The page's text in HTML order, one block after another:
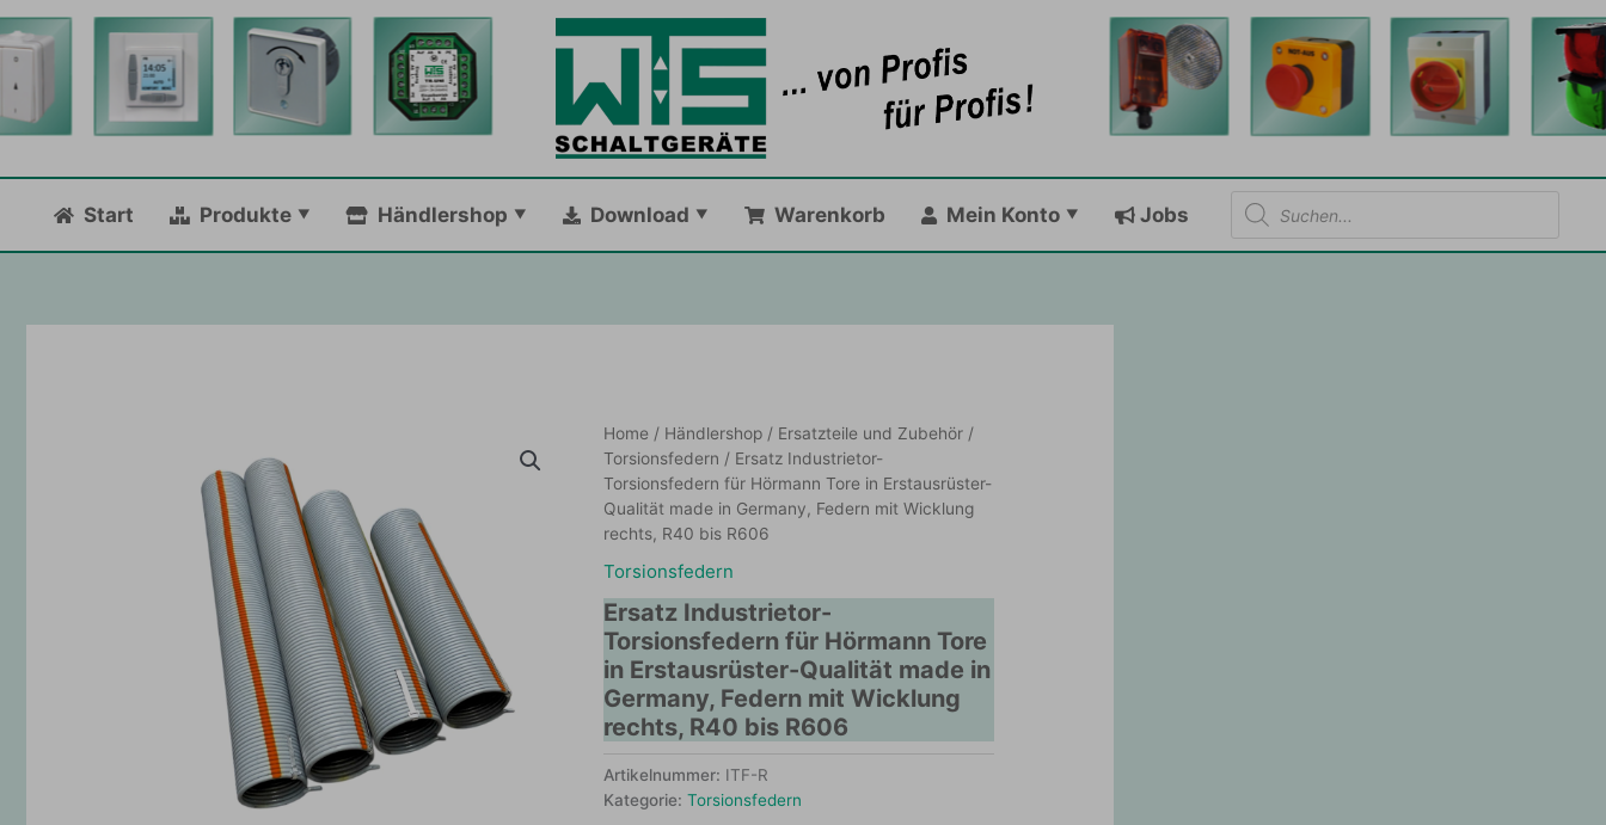
Zum
Inhalt
springen
Start Produkte Händlershop Download Warenkorb Mein Konto Jobs
Products
search
Home / Händlershop / Ersatzteile und Zubehör /
Torsionsfedern / Ersatz Industrietor-
Torsionsfedern für Hörmann Tore in Erstausrüster-
Qualität made in Germany, Federn mit Wicklung
rechts, R40 bis R606
Torsionsfedern
Ersatz Industrietor-
Torsionsfedern für Hörmann Tore
in Erstausrüster-Qualität made in
Germany, Federn mit Wicklung
rechts, R40 bis R606
Artikelnummer: ITF-R
Kategorie:Torsionsfedern